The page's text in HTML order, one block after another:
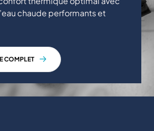
chaude performants et
COMPLET